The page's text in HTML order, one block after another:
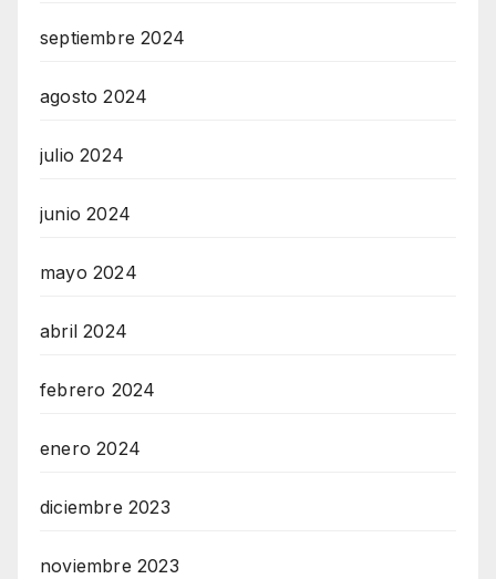
septiembre 2024
agosto 2024
julio 2024
junio 2024
mayo 2024
abril 2024
febrero 2024
enero 2024
diciembre 2023
noviembre 2023